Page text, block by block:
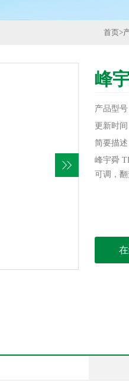
首页>
峰
产品型号
更新时
简要描述
峰宇舜
可调，翻